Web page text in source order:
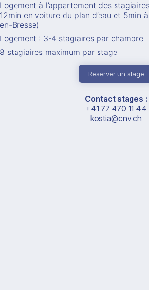
Logement à l’appartement des
12min en voiture du plan d’eau et 5min
en-Bresse)
Logement : 3-4 stagiaires par chambre
8 stagiaires maximum par stage
Réserver un stage
Contact stages :
+41 77 470 11 44
kostia@cnv.ch